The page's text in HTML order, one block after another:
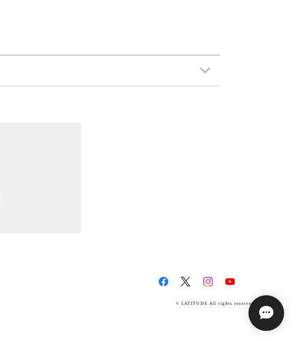
© LATITUDE All rights reserved.